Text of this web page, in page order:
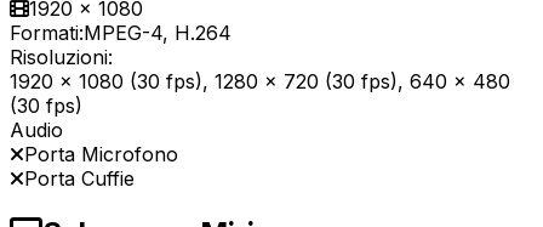
1920 x 1080
Formati:MPEG-4, H.264
Risoluzioni:
1920 x 1080 (30 fps), 1280 x 720 (30 fps), 640 x 480
(30 fps)
Audio
Porta Microfono
Porta Cuffie